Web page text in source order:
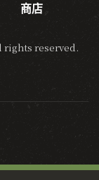
商店
rights reserved.